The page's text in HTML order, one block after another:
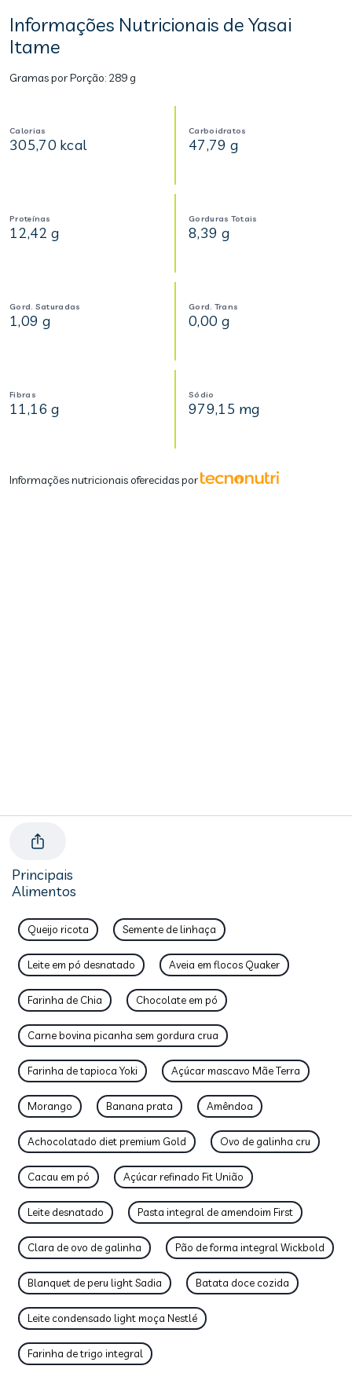
Informações Nutricionais de Yasai
Itame
Gramas por Porção: 289 g
Calorias
305,70 kcal
Carboidratos
47,79 g
Proteínas
12,42 g
Gorduras Totais
8,39 g
Gord. Saturadas
1,09 g
Gord. Trans
0,00 g
Fibras
11,16 g
Sódio
979,15 mg
Informações nutricionais oferecidas por
Principais
Alimentos
Queijo ricota Semente de linhaça
Leite em pó desnatado Aveia em flocos Quaker
Farinha de Chia Chocolate em pó
Carne bovina picanha sem gordura crua
Farinha de tapioca Yoki Açúcar mascavo Mãe Terra
Morango Banana prata Amêndoa
Achocolatado diet premium Gold Ovo de galinha cru
Cacau em pó Açúcar refinado Fit União
Leite desnatado Pasta integral de amendoim First
Clara de ovo de galinha Pão de forma integral Wickbold
Blanquet de peru light Sadia Batata doce cozida
Leite condensado light moça Nestlé
Farinha de trigo integral